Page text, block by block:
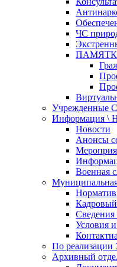
ЧС
Учрежденные
Информация \
Новости
Анонсы
Военная
Кадровый
Сведения
Условия и
По реализации
Архивный